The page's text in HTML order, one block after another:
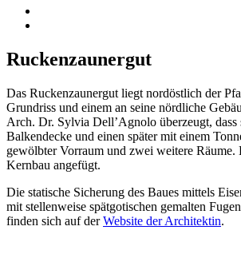
Ruckenzaunergut
Das Ruckenzaunergut liegt nordöstlich der
Grundriss und einem an seine nördliche
Arch. Dr. Sylvia Dell’Agnolo überzeugt,
Balkendecke und einen später mit einem
gewölbter Vorraum und zwei weitere
Kernbau angefügt.
Die statische Sicherung des Baues mittels
mit stellenweise spätgotischen gemalten
finden sich auf derWebsite der Architektin.